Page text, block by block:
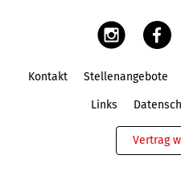
Kontakt Stellenangebote
Links
Vertrag